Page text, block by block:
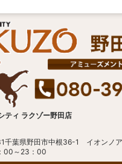
ティ ラクゾー野田店
千葉県野田市中根36-1 イオンノ
00～23：00